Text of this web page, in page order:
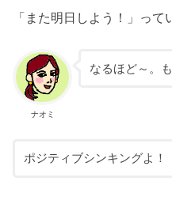
「また明日しよう！」って
ナオミ
なるほど～。
ポジティブシンキングよ！